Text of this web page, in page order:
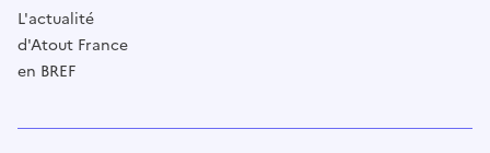
L'actualité
d'Atout France
en BREF